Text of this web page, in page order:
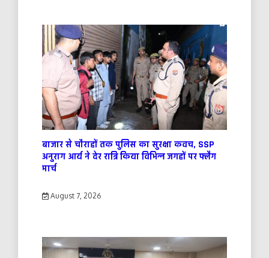
बाजार से चौराहों तक पुलिस का सुरक्षा कवच, SSP
अनुराग आर्य ने देर रात्रि किया विभिन्न जगहों पर फ्लैग
मार्च
August 7, 2026